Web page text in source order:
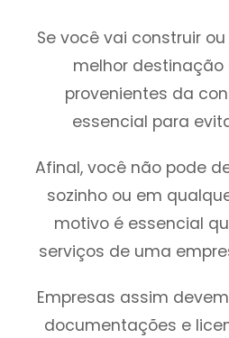
Se você vai construir
melhor destinação
provenientes da
essencial para
Afinal, você não pode
sozinho ou em
motivo é essencial
serviços de uma
Empresas assim
documentações e